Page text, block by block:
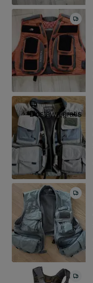
Dostawa gratis